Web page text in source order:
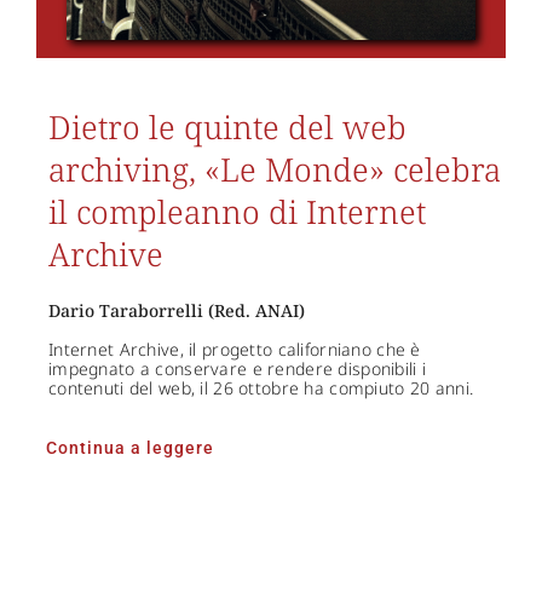
Dietro le quinte del web
archiving, «Le Monde» celebra
il compleanno di Internet
Archive
Dario Taraborrelli (Red. ANAI)
Internet Archive, il progetto californiano che è
impegnato a conservare e rendere disponibili i
contenuti del web, il 26 ottobre ha compiuto 20 anni.
Continua a leggere